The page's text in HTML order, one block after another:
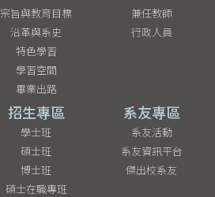
宗旨與教育目標
沿革與系史
特色學習
學習空間
畢業出路
兼任教師
行政人員
招生專區
學士班
碩士班
博士班
碩士在職專班
系友專區
系友活動
系友資訊平台
傑出校系友